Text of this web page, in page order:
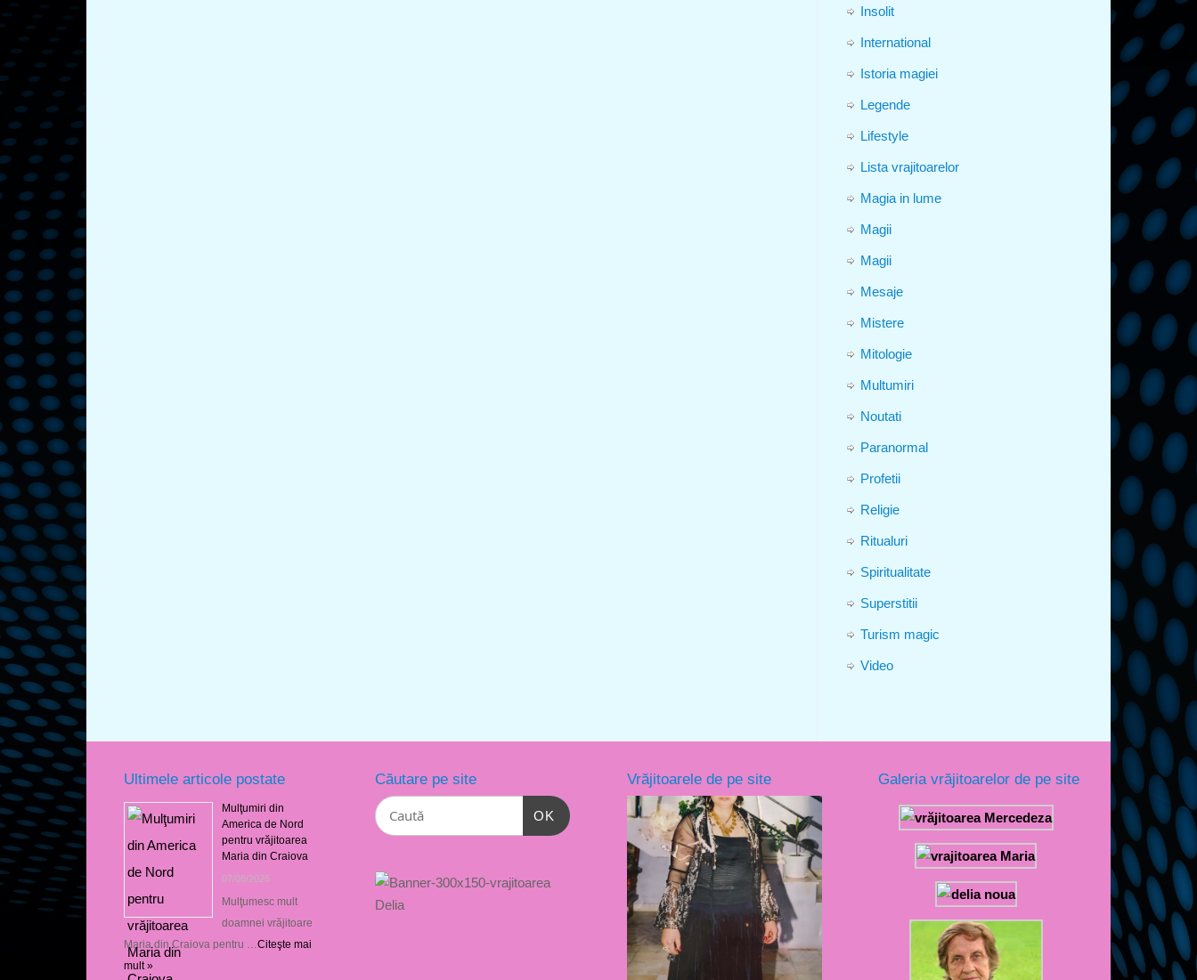
Insolit
International
Istoria magiei
Legende
Lifestyle
Lista vrajitoarelor
Magia in lume
Magii
Magii
Mesaje
Mistere
Mitologie
Multumiri
Noutati
Paranormal
Profetii
Religie
Ritualuri
Spiritualitate
Superstitii
Turism magic
Video
Ultimele articole postate
Mulţumiri din
America de Nord
pentru vrăjitoarea
Maria din Craiova
07/08/2026
Mulţumesc mult
doamnei vrăjitoare
Maria din Craiova pentru … Citeşte mai
mult »
Căutare pe site
OK
Vrăjitoarele de pe site Galeria vrăjitoarelor de pe site